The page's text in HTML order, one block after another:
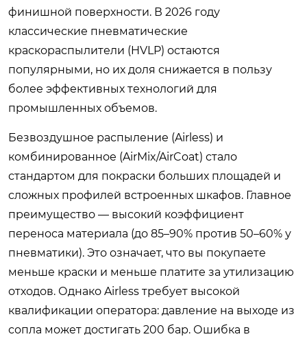
финишной поверхности. В 2026 году
классические пневматические
краскораспылители (HVLP) остаются
популярными, но их доля снижается в пользу
более эффективных технологий для
промышленных объемов.
Безвоздушное распыление (Airless) и
комбинированное (AirMix/AirCoat) стало
стандартом для покраски больших площадей и
сложных профилей встроенных шкафов. Главное
преимущество — высокий коэффициент
переноса материала (до 85–90% против 50–60% у
пневматики). Это означает, что вы покупаете
меньше краски и меньше платите за утилизацию
отходов. Однако Airless требует высокой
квалификации оператора: давление на выходе из
сопла может достигать 200 бар. Ошибка в